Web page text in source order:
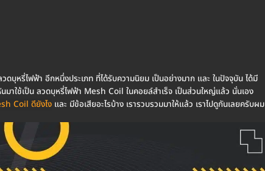
หรี่ไฟฟ้า อีกหนึ่งประเภท ที่ได้รับความนิยม เป็นอย่างมาก และ ในปัจจุบัน ได้มี
ใช้เป็น ลวดบุหรี่ไฟฟ้า Mesh Coil ในคอยล์สำเร็จ เป็นส่วนใหญ่แล้ว นั่นเอง
Coil ดียังไง และ มีข้อเสียอะไรบ้าง เรารวบรวมมาให้แล้ว เราไปดูกันเลยครับผม